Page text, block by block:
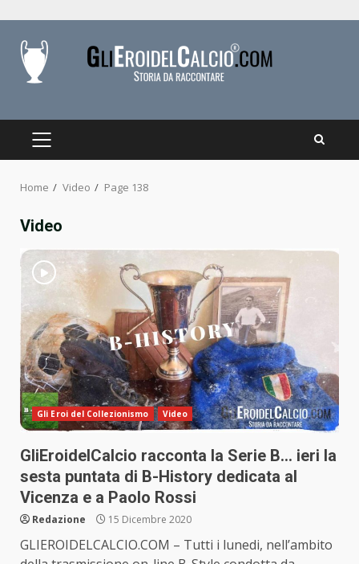
content
PRIMARY
Home Video Page 138
Video
Gli Eroi del Collezionismo Video
GliEroidelCalcio racconta la Serie B… ieri la
sesta puntata di B-History dedicata al
Vicenza e a Paolo Rossi
Redazione 15 Dicembre 2020
GLIEROIDELCALCIO.COM – Tutti i lunedi, nell’ambito